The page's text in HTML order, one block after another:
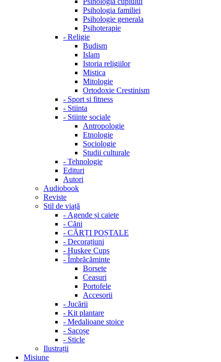
Psihologia familiei
Psihologie generala
Psihoterapie
- Religie
Budism
Islam
Istoria religiilor
Mistica
Mitologie
Ortodoxie Crestinism
- Sport si fitness
- Stiinta
- Stiinte sociale
Antropologie
Etnologie
Sociologie
Studii culturale
- Tehnologie
Edituri
Autori
Audiobook
Reviste
Stil de viață
- Agende și caiete
- Căni
- CĂRȚI POȘTALE
- Decorațiuni
- Huskee Cups
- Îmbrăcăminte
Borsete
Ceasuri
Portofele
Accesorii
- Jucării
- Kit plantare
- Medalioane stoice
- Sacoșe
- Sticle
Ilustrații
Misiune